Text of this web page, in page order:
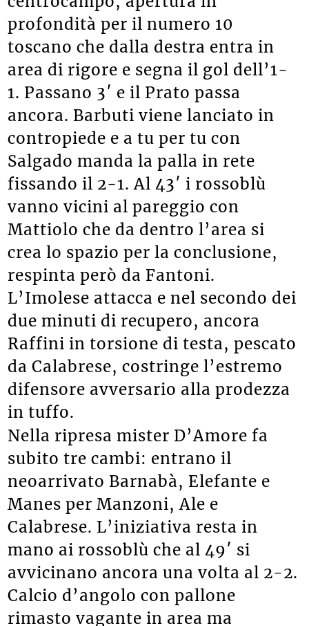
profondità per il numero 10
toscano che dalla destra entra in
area di rigore e segna il gol dell’1-
1. Passano 3′ e il Prato passa
ancora. Barbuti viene lanciato in
contropiede e a tu per tu con
Salgado manda la palla in rete
fissando il 2-1. Al 43′ i rossoblù
vanno vicini al pareggio con
Mattiolo che da dentro l’area si
crea lo spazio per la conclusione,
respinta però da Fantoni.
L’Imolese attacca e nel secondo dei
due minuti di recupero, ancora
Raffini in torsione di testa, pescato
da Calabrese, costringe l’estremo
difensore avversario alla prodezza
in tuffo.
Nella ripresa mister D’Amore fa
subito tre cambi: entrano il
neoarrivato Barnabà, Elefante e
Manes per Manzoni, Ale e
Calabrese. L’iniziativa resta in
mano ai rossoblù che al 49′ si
avvicinano ancora una volta al 2-2.
Calcio d’angolo con pallone
rimasto vagante in area ma